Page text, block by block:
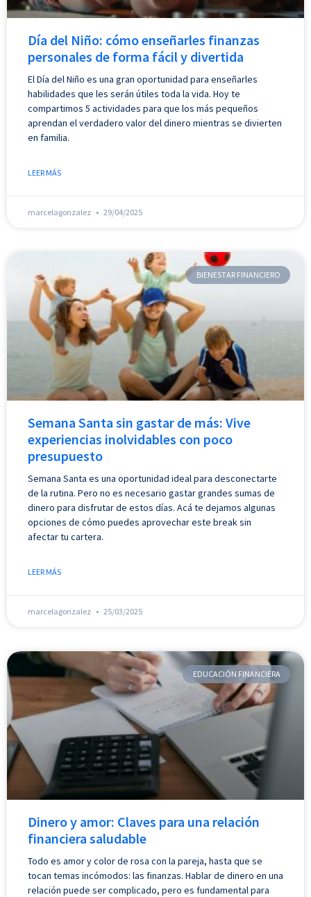
Día del Niño: cómo enseñarles finanzas
personales de forma fácil y divertida
El Día del Niño es una gran oportunidad para enseñarles
habilidades que les serán útiles toda la vida. Hoy te
compartimos 5 actividades para que los más pequeños
aprendan el verdadero valor del dinero mientras se divierten
en familia.
LEER MÁS
marcelagonzalez 29/04/2025
BIENESTAR FINANCIERO
Semana Santa sin gastar de más: Vive
experiencias inolvidables con poco
presupuesto
Semana Santa es una oportunidad ideal para desconectarte
de la rutina. Pero no es necesario gastar grandes sumas de
dinero para disfrutar de estos días. Acá te dejamos algunas
opciones de cómo puedes aprovechar este break sin
afectar tu cartera.
LEER MÁS
marcelagonzalez 25/03/2025
EDUCACIÓN FINANCIERA
Dinero y amor: Claves para una relación
financiera saludable
Todo es amor y color de rosa con la pareja, hasta que se
tocan temas incómodos: las finanzas. Hablar de dinero en una
relación puede ser complicado, pero es fundamental para